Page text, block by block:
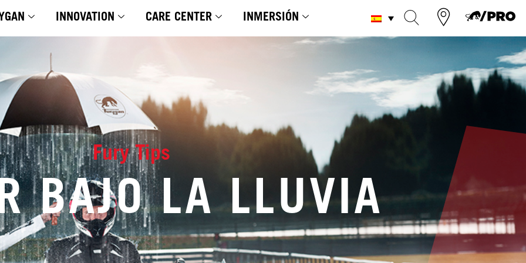
INNOVATION CARE CENTER INMERSIÓN
Fury Tips
BAJO LA LLUVIA